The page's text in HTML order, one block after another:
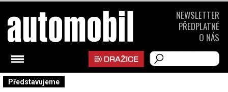
Představujeme
NEWSLETTER
PŘEDPLATNÉ
O NÁS